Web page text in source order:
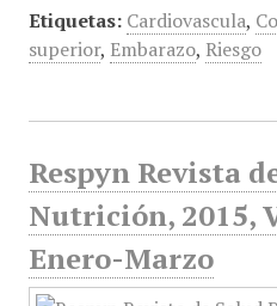
Etiquetas: Cardiovascula,
superior, Embarazo, Riesgo
Respyn Revista
Nutrición, 2015,
Enero-Marzo